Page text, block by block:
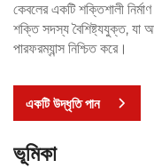
কেবলের একটি শক্তিশালী
শক্তি সদস্য বৈশিষ্ট্যযুক্ত, যা
পারফরম্যান্স নিশ্চিত করে।
একটি উদ্ধৃতি পান
ভূমিকা